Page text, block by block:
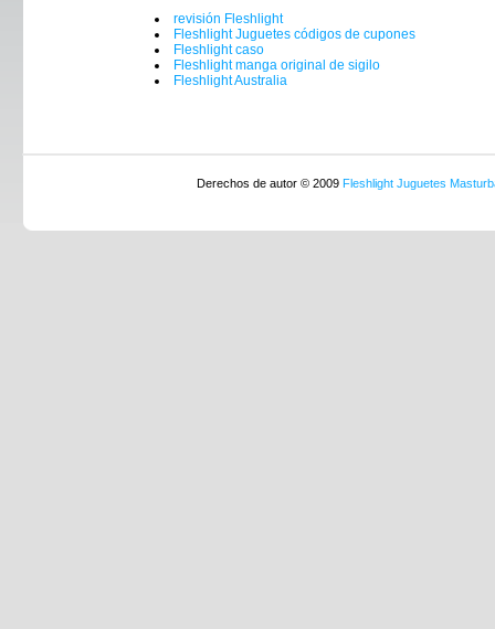
revisión Fleshlight
Fleshlight Juguetes códigos de cupones
Fleshlight caso
Fleshlight manga original de sigilo
Fleshlight Australia
Derechos de autor © 2009 Fleshlight Juguetes